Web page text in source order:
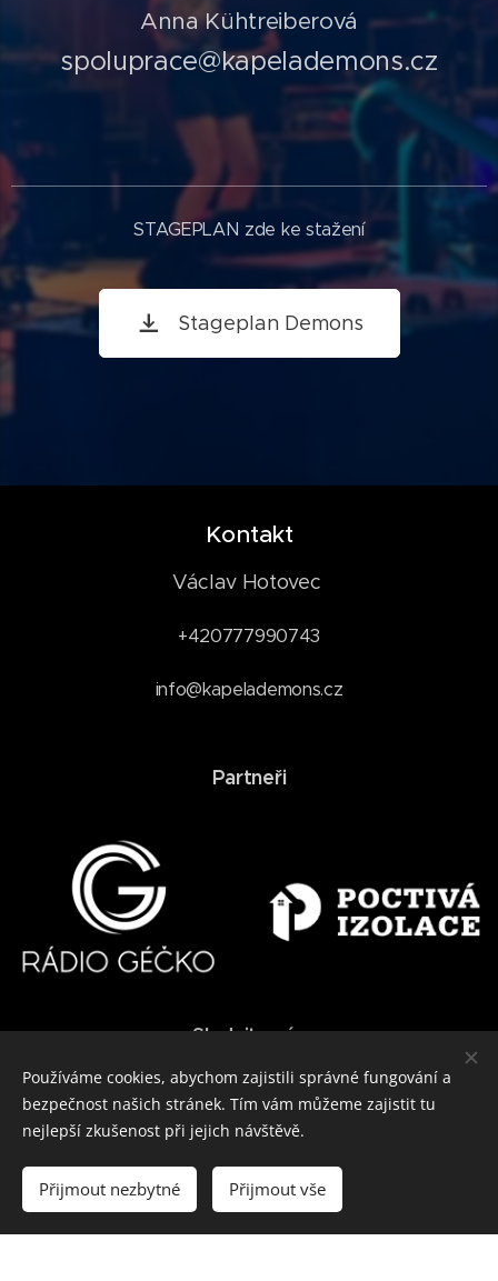
Anna Kühtreiberová
spoluprace@kapelademons.cz
STAGEPLAN zde ke stažení
Stageplan Demons
Kontakt
Václav Hotovec
+420777990743
info@kapelademons.cz
Partneři
Sledujte nás
Vytvořeno službou Webnode Cookies
Používáme cookies, abychom zajistili správné fungování a
bezpečnost našich stránek. Tím vám můžeme zajistit tu
nejlepší zkušenost při jejich návštěvě.
Přijmout nezbytné Přijmout vše